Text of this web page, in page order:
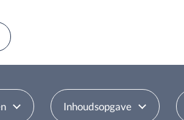
Inhoudsopgave